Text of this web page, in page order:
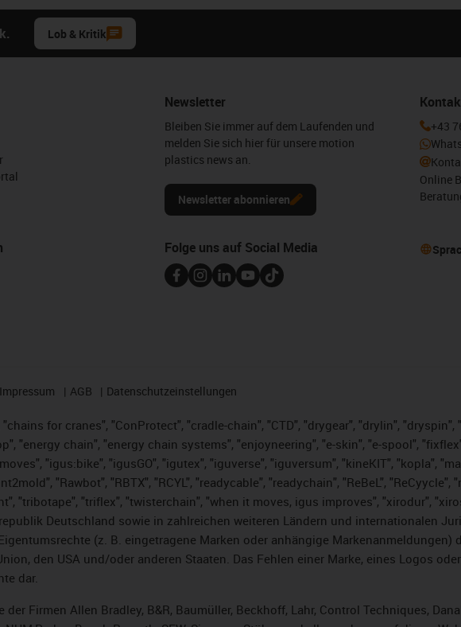
Lob & Kritik
Newsletter
Bleiben Sie immer auf dem Laufenden und
melden Sie sich hier für unsere motion
plastics news an.
Newsletter abonnieren
+43
Online
Folge uns auf Social Media
Impressum AGB Datenschutzeinstellungen
for cranes", "ConProtect", "cradle-chain", "CTD", "drygear", "drylin", "dryspin",
"energy chain", "energy chain systems", "enjoyneering", "e-skin", "e-spool",
"igus:bike", "igusGO", "igutex", "iguverse", "iguversum", "kineKIT", "kopla",
"Rawbot", "RBTX", "RCYL", "readycable", "readychain", "ReBeL", "ReCyycle",
"tribotape", "triflex", "twisterchain", "when it moves, igus improves", "xirodur",
Deutschland sowie in zahlreichen weiteren Ländern und internationalen
(z. B. eingetragene Marken oder anhängige Markenanmeldungen)
den USA und/oder anderen Staaten. Das Fehlen einer Marke, eines Logos
dar.
Firmen Allen Bradley, B&R, Baumüller, Beckhoff, Lahr, Control Techniques,